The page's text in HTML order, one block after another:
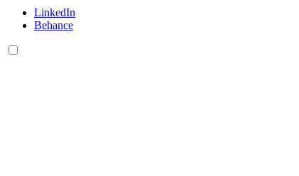
LinkedIn
Behance